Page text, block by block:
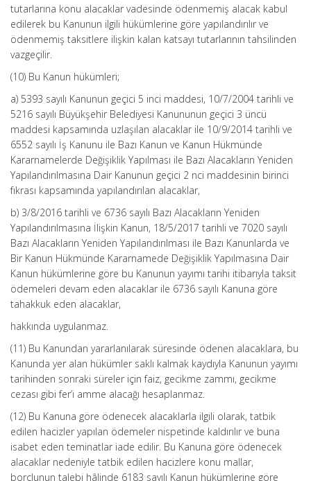
tutarlarına konu alacaklar vadesinde ödenmemiş alacak kabul
edilerek bu Kanunun ilgili hükümlerine göre yapılandırılır ve
ödenmemiş taksitlere ilişkin kalan katsayı tutarlarının tahsilinden
vazgeçilir.
(10) Bu Kanun hükümleri;
a) 5393 sayılı Kanunun geçici 5 inci maddesi, 10/7/2004 tarihli ve
5216 sayılı Büyükşehir Belediyesi Kanununun geçici 3 üncü
maddesi kapsamında uzlaşılan alacaklar ile 10/9/2014 tarihli ve
6552 sayılı İş Kanunu ile Bazı Kanun ve Kanun Hükmünde
Kararnamelerde Değişiklik Yapılması ile Bazı Alacakların Yeniden
Yapılandırılmasına Dair Kanunun geçici 2 nci maddesinin birinci
fıkrası kapsamında yapılandırılan alacaklar,
b) 3/8/2016 tarihli ve 6736 sayılı Bazı Alacakların Yeniden
Yapılandırılmasına İlişkin Kanun, 18/5/2017 tarihli ve 7020 sayılı
Bazı Alacakların Yeniden Yapılandırılması ile Bazı Kanunlarda ve
Bir Kanun Hükmünde Kararnamede Değişiklik Yapılmasına Dair
Kanun hükümlerine göre bu Kanunun yayımı tarihi itibarıyla taksit
ödemeleri devam eden alacaklar ile 6736 sayılı Kanuna göre
tahakkuk eden alacaklar,
hakkında uygulanmaz.
(11) Bu Kanundan yararlanılarak süresinde ödenen alacaklara, bu
Kanunda yer alan hükümler saklı kalmak kaydıyla Kanunun yayımı
tarihinden sonraki süreler için faiz, gecikme zammı, gecikme
cezası gibi fer’i amme alacağı hesaplanmaz.
(12) Bu Kanuna göre ödenecek alacaklarla ilgili olarak, tatbik
edilen hacizler yapılan ödemeler nispetinde kaldırılır ve buna
isabet eden teminatlar iade edilir. Bu Kanuna göre ödenecek
alacaklar nedeniyle tatbik edilen hacizlere konu mallar,
borçlunun talebi hâlinde 6183 sayılı Kanun hükümlerine göre